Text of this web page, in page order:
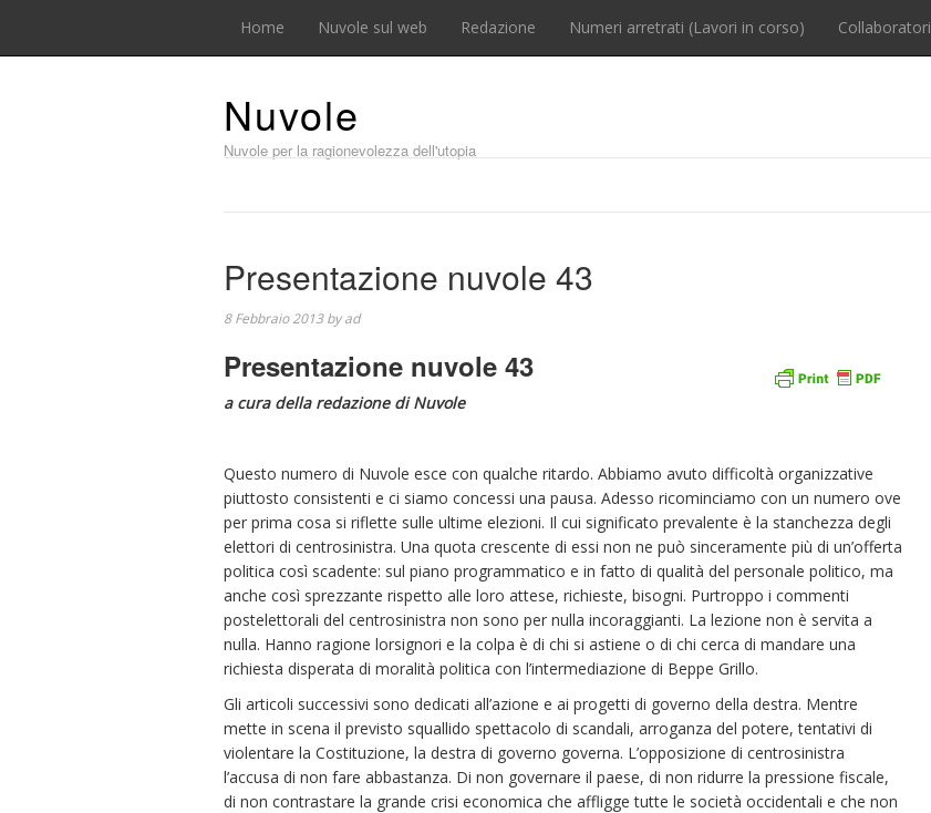
Home Nuvole sul web Redazione Numeri arretrati (Lavori in corso) Collaboratori
Nuvole
Nuvole per la ragionevolezza dell'utopia
Presentazione nuvole 43
8 Febbraio 2013 byad
Presentazione nuvole 43
a cura della redazione di Nuvole
Questo numero di Nuvole esce con qualche ritardo. Abbiamo avuto difficoltà organizzative
piuttosto consistenti e ci siamo concessi una pausa. Adesso ricominciamo con un numero ove
per prima cosa si riflette sulle ultime elezioni. Il cui significato prevalente è la stanchezza degli
elettori di centrosinistra. Una quota crescente di essi non ne può sinceramente più di un’offerta
politica così scadente: sul piano programmatico e in fatto di qualità del personale politico, ma
anche così sprezzante rispetto alle loro attese, richieste, bisogni. Purtroppo i commenti
postelettorali del centrosinistra non sono per nulla incoraggianti. La lezione non è servita a
nulla. Hanno ragione lorsignori e la colpa è di chi si astiene o di chi cerca di mandare una
richiesta disperata di moralità politica con l’intermediazione di Beppe Grillo.
Gli articoli successivi sono dedicati all’azione e ai progetti di governo della destra. Mentre
mette in scena il previsto squallido spettacolo di scandali, arroganza del potere, tentativi di
violentare la Costituzione, la destra di governo governa. L’opposizione di centrosinistra
l’accusa di non fare abbastanza. Di non governare il paese, di non ridurre la pressione fiscale,
di non contrastare la grande crisi economica che affligge tutte le società occidentali e che non